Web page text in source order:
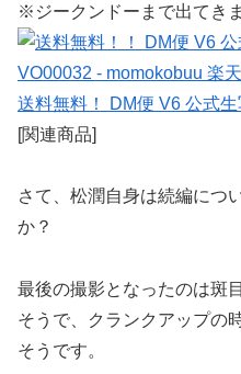
※ジークンドーまで出てきま
送料無料！ DM便 V6 公式生
[関連商品]
さて、松潤自身は続編につ
か？
最後の撮影となったのは斑
そうで、クランクアップの
そうです。